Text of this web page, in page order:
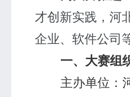
才创新实践，河
企业、软件公司
一、大赛组
主办单位：